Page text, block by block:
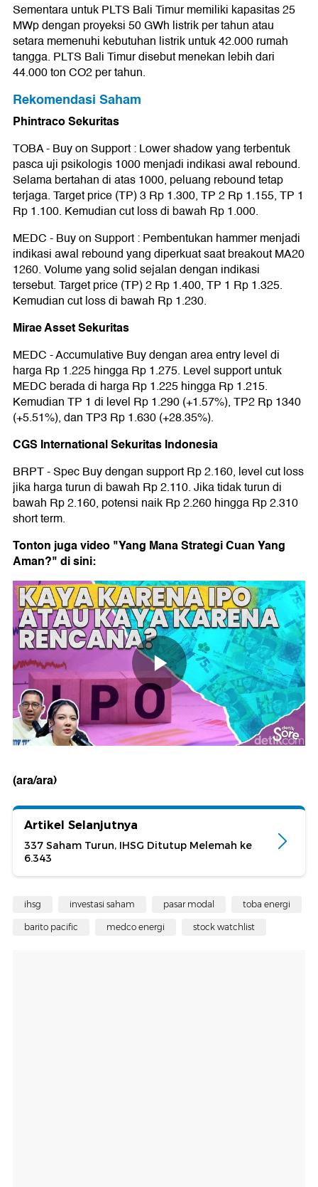
Sementara untuk PLTS Bali Timur memiliki kapasitas 25
MWp dengan proyeksi 50 GWh listrik per tahun atau
setara memenuhi kebutuhan listrik untuk 42.000 rumah
tangga. PLTS Bali Timur disebut menekan lebih dari
44.000 ton CO2 per tahun.
Rekomendasi Saham
Phintraco Sekuritas
TOBA - Buy on Support : Lower shadow yang terbentuk
pasca uji psikologis 1000 menjadi indikasi awal rebound.
Selama bertahan di atas 1000, peluang rebound tetap
terjaga. Target price (TP) 3 Rp 1.300, TP 2 Rp 1.155, TP 1
Rp 1.100. Kemudian cut loss di bawah Rp 1.000.
MEDC - Buy on Support : Pembentukan hammer menjadi
indikasi awal rebound yang diperkuat saat breakout MA20
1260. Volume yang solid sejalan dengan indikasi
tersebut. Target price (TP) 2 Rp 1.400, TP 1 Rp 1.325.
Kemudian cut loss di bawah Rp 1.230.
Mirae Asset Sekuritas
MEDC - Accumulative Buy dengan area entry level di
harga Rp 1.225 hingga Rp 1.275. Level support untuk
MEDC berada di harga Rp 1.225 hingga Rp 1.215.
Kemudian TP 1 di level Rp 1.290 (+1.57%), TP2 Rp 1340
(+5.51%), dan TP3 Rp 1.630 (+28.35%).
CGS International Sekuritas Indonesia
BRPT - Spec Buy dengan support Rp 2.160, level cut loss
jika harga turun di bawah Rp 2.110. Jika tidak turun di
bawah Rp 2.160, potensi naik Rp 2.260 hingga Rp 2.310
short term.
Tonton juga video "Yang Mana Strategi Cuan Yang
Aman?" di sini:
(ara/ara)
Artikel Selanjutnya
337 Saham Turun, IHSG Ditutup Melemah ke
6.343
ihsg investasi saham pasar modal toba energi
barito pacific medco energi stock watchlist